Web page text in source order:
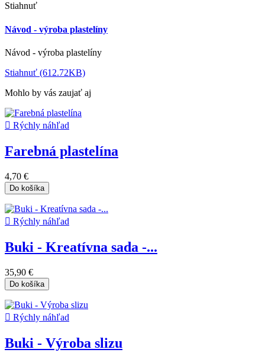
Stiahnuť
Návod - výroba plastelíny
Návod - výroba plastelíny
Stiahnuť (612.72KB)
Mohlo by vás zaujať aj
 Rýchly náhľad
Farebná plastelína
4,70 €
Do košíka
 Rýchly náhľad
Buki - Kreatívna sada -...
35,90 €
Do košíka
 Rýchly náhľad
Buki - Výroba slizu